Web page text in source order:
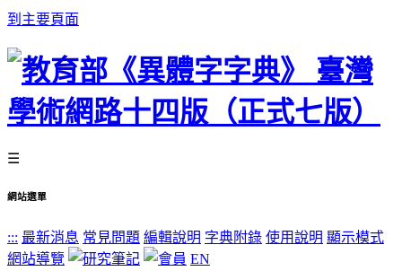
到主要頁面
☰
網站選單
::: 最新消息 常見問題 編輯說明 字典附錄 使用說明 顯示模式
網站導覽
EN